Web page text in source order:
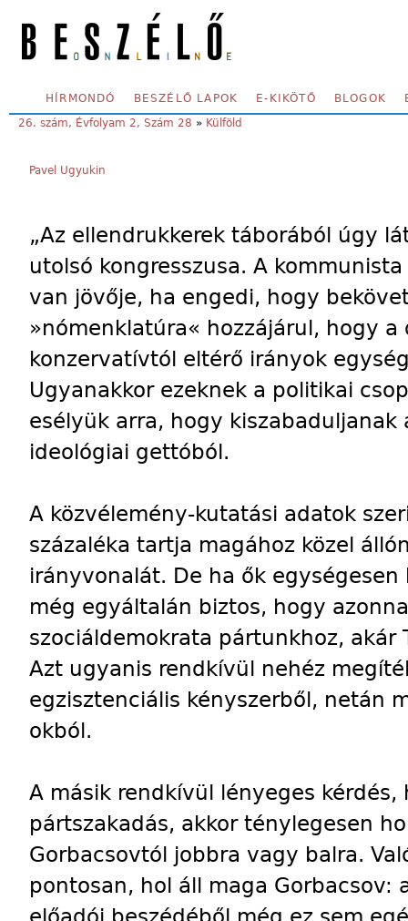
SECONDARY MENU
HÍRMONDÓ BESZÉLŐ LAPOK E-KIKÖTŐ BLOGOK
YOU ARE HERE:
26. szám, Évfolyam 2, Szám 28 » Külföld
Pavel Ugyukin
„Az ellendrukkerek táborából úgy
utolsó kongresszusa. A
van jövője, ha engedi, hogy
»nómenklatúra« hozzájárul, hogy
konzervatívtól eltérő irányok
Ugyanakkor ezeknek a politikai
esélyük arra, hogy kiszabaduljanak
ideológiai gettóból.
A közvélemény-kutatási adatok
százaléka tartja magához közel
irányvonalát. De ha ők egységesen
még egyáltalán biztos, hogy
szociáldemokrata pártunkhoz, akár
Azt ugyanis rendkívül nehéz
egzisztenciális kényszerből, netán
okból.
A másik rendkívül lényeges kérdés,
pártszakadás, akkor ténylegesen
Gorbacsovtól jobbra vagy balra.
pontosan, hol áll maga Gorbacsov: